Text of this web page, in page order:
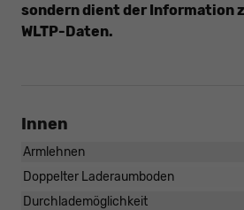
sondern dient der Information
WLTP-Daten.
Innen
Armlehnen
Doppelter Laderaumboden
Durchlademöglichkeit